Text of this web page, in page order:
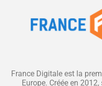
France Digitale est la
Europe. Créée en